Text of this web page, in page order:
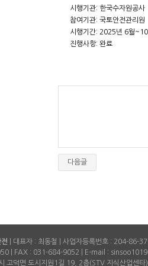
시행기관: 한국수자원공사
참여기관: 국토안전관리원
시행기간: 2025년 6월
진행사항: 완료
다음글
| 대표자 : 최동철 | 사업자등록번호 : 204-86-
| FAX : 031-684-9052 | E-mail :
고덕면 도시지원1길 19, 2층(STV 지식산업센타)